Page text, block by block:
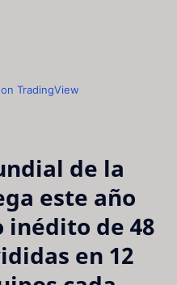
TradingView
de la
este año
de 48
en 12